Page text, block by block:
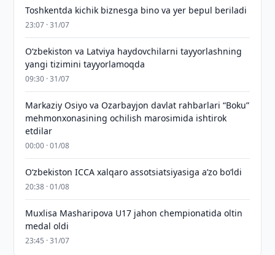
Toshkentda kichik biznesga bino va yer bepul beriladi
23:07 · 31/07
Oʻzbekiston va Latviya haydovchilarni tayyorlashning
yangi tizimini tayyorlamoqda
09:30 · 31/07
Markaziy Osiyo va Ozarbayjon davlat rahbarlari “Boku”
mehmonxonasining ochilish marosimida ishtirok
etdilar
00:00 · 01/08
O‘zbekiston ICCA xalqaro assotsiatsiyasiga aʼzo bo‘ldi
20:38 · 01/08
Muxlisa Masharipova U17 jahon chempionatida oltin
medal oldi
23:45 · 31/07